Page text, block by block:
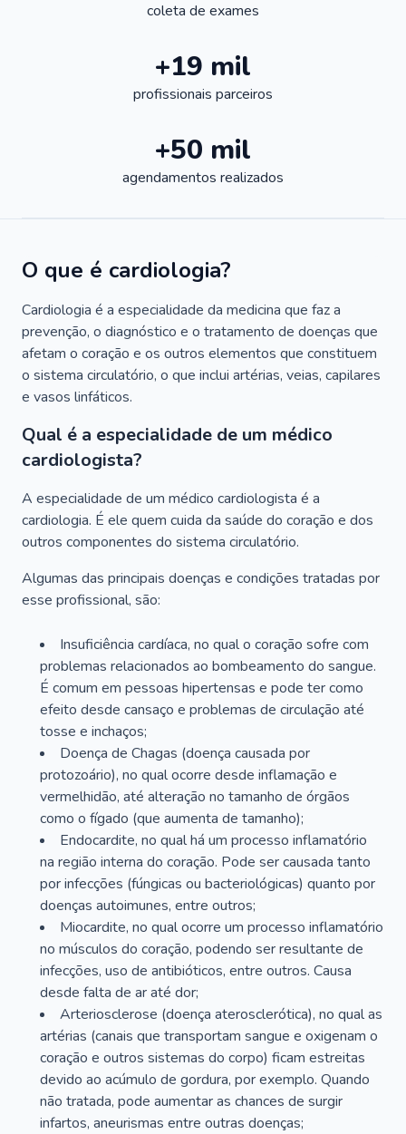
coleta de exames
+19 mil
profissionais parceiros
+50 mil
agendamentos realizados
O que é cardiologia?
Cardiologia é a especialidade da medicina que faz a
prevenção, o diagnóstico e o tratamento de doenças que
afetam o coração e os outros elementos que constituem
o sistema circulatório, o que inclui artérias, veias, capilares
e vasos linfáticos.
Qual é a especialidade de um médico
cardiologista?
A especialidade de um médico cardiologista é a
cardiologia. É ele quem cuida da saúde do coração e dos
outros componentes do sistema circulatório.
Algumas das principais doenças e condições tratadas por
esse profissional, são:
Insuficiência cardíaca, no qual o coração sofre com
problemas relacionados ao bombeamento do sangue.
É comum em pessoas hipertensas e pode ter como
efeito desde cansaço e problemas de circulação até
tosse e inchaços;
Doença de Chagas (doença causada por
protozoário), no qual ocorre desde inflamação e
vermelhidão, até alteração no tamanho de órgãos
como o fígado (que aumenta de tamanho);
Endocardite, no qual há um processo inflamatório
na região interna do coração. Pode ser causada tanto
por infecções (fúngicas ou bacteriológicas) quanto por
doenças autoimunes, entre outros;
Miocardite, no qual ocorre um processo inflamatório
no músculos do coração, podendo ser resultante de
infecções, uso de antibióticos, entre outros. Causa
desde falta de ar até dor;
Arteriosclerose (doença aterosclerótica), no qual as
artérias (canais que transportam sangue e oxigenam o
coração e outros sistemas do corpo) ficam estreitas
devido ao acúmulo de gordura, por exemplo. Quando
não tratada, pode aumentar as chances de surgir
infartos, aneurismas entre outras doenças;